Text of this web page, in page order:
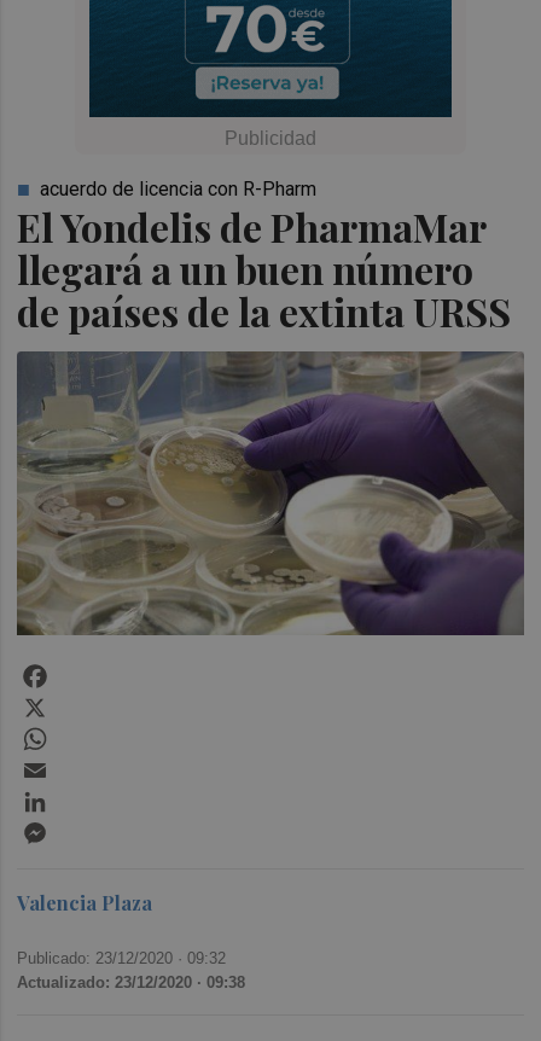
El Yondelis de PharmaMar
llegará a un buen número
de países de la extinta URSS
acuerdo de licencia con R-Pharm
Valencia Plaza
Publicado: 23/12/2020 ·09:32
Actualizado: 23/12/2020 · 09:38